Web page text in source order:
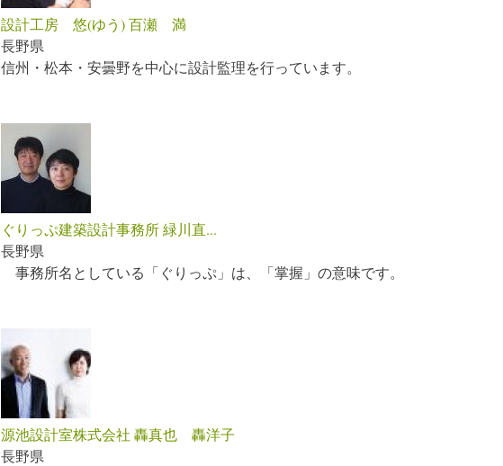
設計工房 悠(ゆう) 百瀬 満
長野県
信州・松本・安曇野を中心に設計監理を行っています。
ぐりっぷ建築設計事務所 緑川直...
長野県
事務所名としている「ぐりっぷ」は、「掌握」の意味です。
源池設計室株式会社 轟真也 轟洋子
長野県